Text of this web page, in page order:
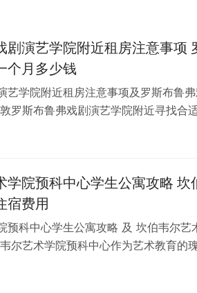
剧演艺学院附近租房注意事项
个月多少钱
艺学院附近租房注意事项及罗斯布鲁
罗斯布鲁弗戏剧演艺学院附近寻找合
务。为了帮助您顺利完成…
学院预科中心学生公寓攻略 坎
宿费用
预科中心学生公寓攻略 及 坎伯韦尔艺
尔艺术学院预科中心作为艺术教育的